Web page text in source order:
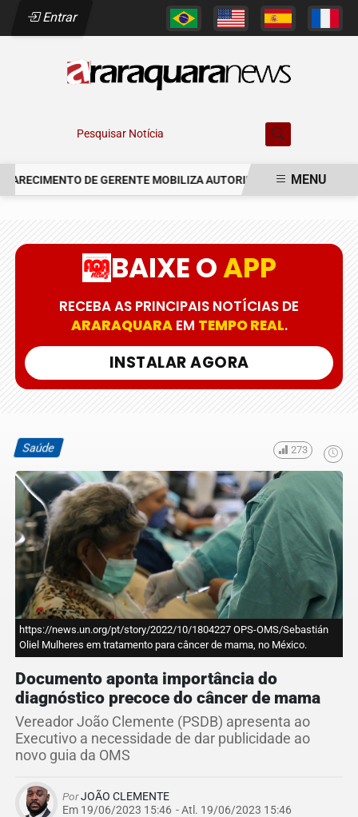
Entrar
Pesquisar Notícia
DE GERENTE MOBILIZA AUTORIDADES EM MENU
BAIXE OAPP
RECEBA AS PRINCIPAIS NOTÍCIAS DE
ARARAQUARAEM TEMPO REAL.
INSTALAR AGORA
Saúde 273
https://news.un.org/pt/story/2022/10/1804227 OPS-OMS/Sebastián
Oliel Mulheres em tratamento para câncer de mama, no México.
Documento aponta importância do
diagnóstico precoce do câncer de mama
Vereador João Clemente (PSDB) apresenta ao
Executivo a necessidade de dar publicidade ao
novo guia da OMS
PorJOÃO CLEMENTE
Em 19/06/2023 15:46 - Atl. 19/06/2023 15:46